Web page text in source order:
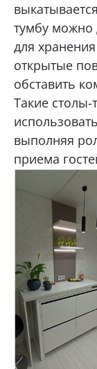
тумбу можно
для
открытые
обставить
Такие
выполняя
приема